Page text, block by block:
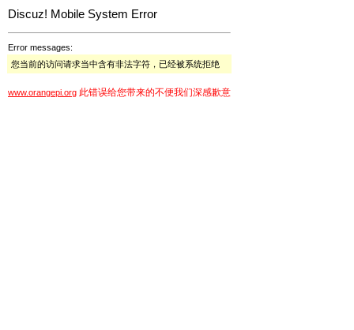
Discuz! Mobile System Error
Error messages:
您当前的访问请求当中含有非法字符，已经被系统拒绝
www.orangepi.org 此错误给您带来的不便我们深感歉意